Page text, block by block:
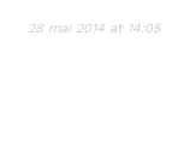
28 mai 2014 at 14:05